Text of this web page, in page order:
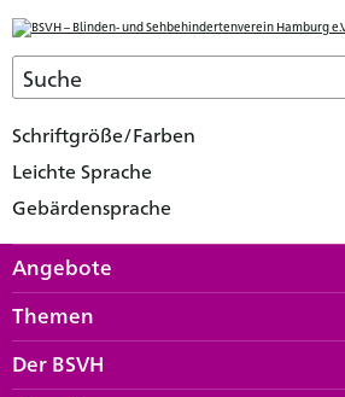
Schriftgröße/Farben
Leichte Sprache
Gebärdensprache
Angebote
Themen
Der BSVH